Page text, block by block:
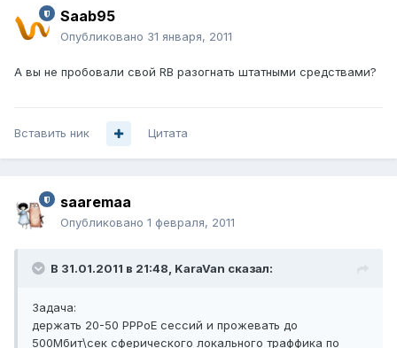
Saab95
Опубликовано 31 января, 2011
А вы не пробовали свой RB разогнать штатными средствами?
Вставить ник Цитата
saaremaa
Опубликовано 1 февраля, 2011
В 31.01.2011 в 21:48, KaraVan сказал:
Задача:
держать 20-50 PPPoE сессий и прожевать до
500Мбит\сек сферического локального траффика по